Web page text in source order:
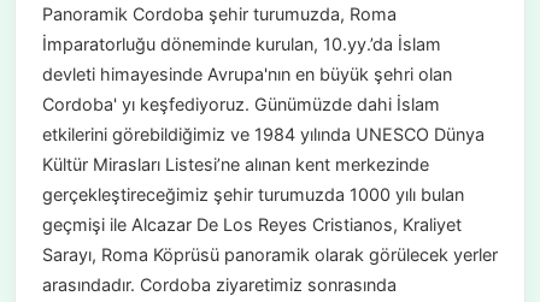
Panoramik Cordoba şehir turumuzda, Roma
İmparatorluğu döneminde kurulan, 10.yy.’da İslam
devleti himayesinde Avrupa'nın en büyük şehri olan
Cordoba' yı keşfediyoruz. Günümüzde dahi İslam
etkilerini görebildiğimiz ve 1984 yılında UNESCO Dünya
Kültür Mirasları Listesi’ne alınan kent merkezinde
gerçekleştireceğimiz şehir turumuzda 1000 yılı bulan
geçmişi ile Alcazar De Los Reyes Cristianos, Kraliyet
Sarayı, Roma Köprüsü panoramik olarak görülecek yerler
arasındadır. Cordoba ziyaretimiz sonrasında